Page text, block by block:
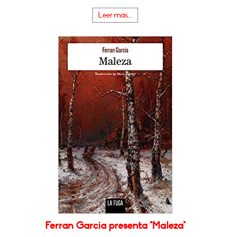
Leer más...
Ferran Garcia presenta "Maleza"